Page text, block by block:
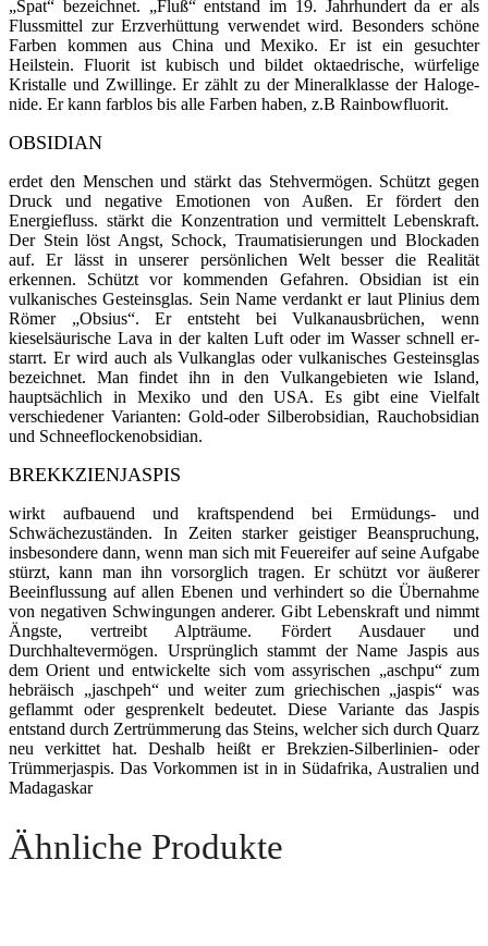
„Spat“ bezeichnet. „Fluß“ entstand im 19. Jahrhundert da er als
Flussmittel zur Erzverhüttung verwendet wird. Beson­ders schöne
Farben kommen aus China und Mexiko. Er ist ein gesuchter
Heilstein. Fluorit ist kubisch und bil­det oktaedrische, würfelige
Kristalle und Zwillinge. Er zählt zu der Mineralklasse der Haloge­
nide. Er kann farblos bis alle Farben haben, z.B Rainbowfluorit.
OBSIDIAN
erdet den Menschen und stärkt das Stehvermögen. Schützt gegen
Druck und negative Emotionen von Außen. Er fördert den
Energiefluss. stärkt die Konzentration und vermittelt Lebenskraft.
Der Stein löst Angst, Schock, Traumatisierungen und Blockaden
auf. Er lässt in unserer persönlichen Welt besser die Realität
erkennen. Schützt vor kommenden Gefahren. Obsidian ist ein
vulkanisches Gesteinsglas. Sein Name verdankt er laut Plinius dem
Römer „Obsius“. Er ent­steht bei Vulkan­ausbrüchen, wenn
kieselsäurische Lava in der kalten Luft oder im Wasser schnell er­
starrt. Er wird auch als Vulkan­glas oder vulkanisches Gesteinsglas
bezeichnet. Man findet ihn in den Vulkangebie­ten wie Island,
hauptsächlich in Mexiko und den USA. Es gibt eine Vielfalt
verschiedener Varianten: Gold-oder Silberobsidian, Rauchobsidian
und Schneeflockenobsidian.
BREKKZIENJASPIS
wirkt aufbauend und kraftspendend bei Ermüdungs- und
Schwächezuständen. In Zeiten starker geistiger Beanspruchung,
insbesondere dann, wenn man sich mit Feuereifer auf seine Aufgabe
stürzt, kann man ihn vorsorglich tragen. Er schützt vor äußerer
Beeinflussung auf allen Ebenen und verhindert so die Übernahme
von negativen Schwingungen anderer. Gibt Lebenskraft und nimmt
Ängste, vertreibt Alpträume. Fördert Ausdauer und
Durchhaltevermögen. Ursprünglich stammt der Name Jaspis aus
dem Orient und entwickelte sich vom assyrischen „aschpu“ zum
hebräisch „jaschpeh“ und weiter zum griechischen „jaspis“ was
geflammt oder gesprenkelt be­deutet. Diese Variante das Jaspis
entstand durch Zertrümmerung das Steins, welcher sich durch Quarz
neu verkit­tet hat. Deshalb heißt er Brekzien-Sil­berlinien- oder
Trümmerjaspis. Das Vorkom­men ist in in Südafrika, Australien und
Madagaskar
Ähnliche Produkte